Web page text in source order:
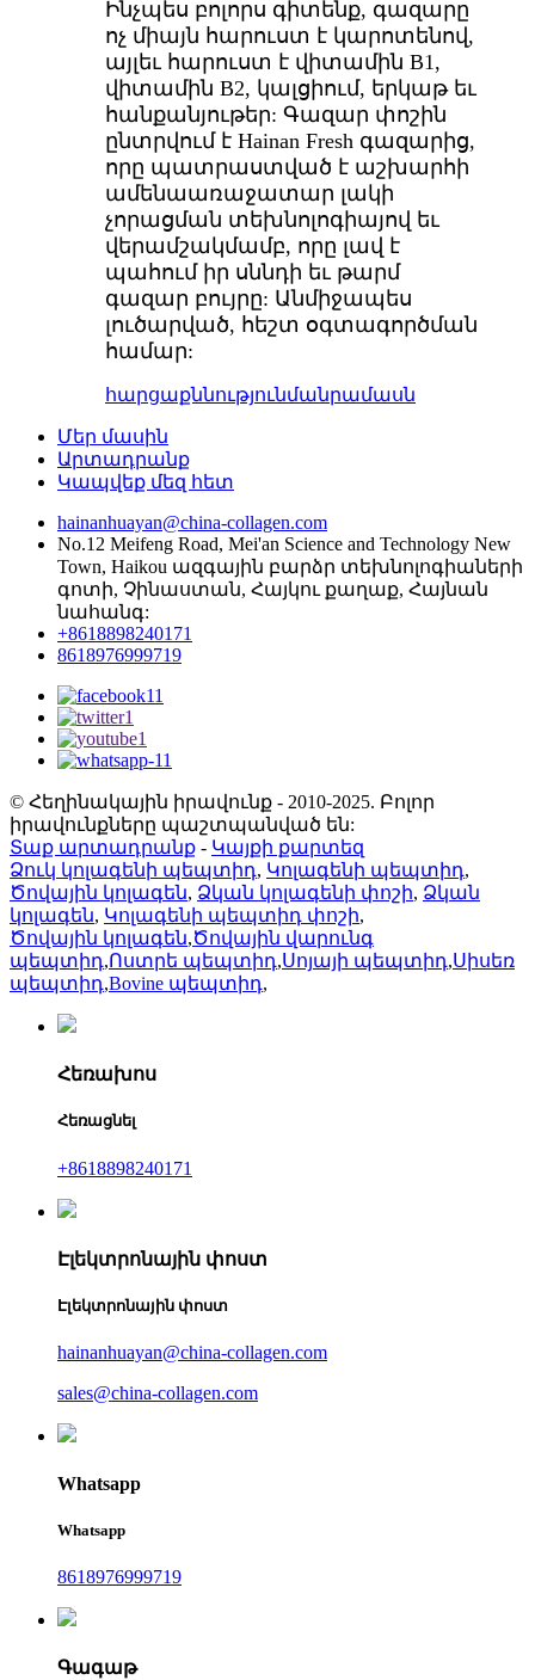
Ինչպես բոլորս գիտենք, գազարը
ոչ միայն հարուստ է կարոտենով,
այլեւ հարուստ է վիտամին B1,
վիտամին B2, կալցիում, երկաթ եւ
հանքանյութեր: Գազար փոշին
ընտրվում է Hainan Fresh գազարից,
որը պատրաստված է աշխարհի
ամենաառաջատար լակի
չորացման տեխնոլոգիայով եւ
վերամշակմամբ, որը լավ է
պահում իր սննդի եւ թարմ
գազար բույրը: Անմիջապես
լուծարված, հեշտ օգտագործման
համար:
հարցաքննությունմանրամասն
Մեր մասին
Արտադրանք
Կապվեք մեզ հետ
hainanhuayan@china-collagen.com
No.12 Meifeng Road, Mei'an Science and Technology New
Town, Haikou ազգային բարձր տեխնոլոգիաների
գոտի, Չինաստան, Հայկու քաղաք, Հայնան
նահանգ:
+8618898240171
8618976999719
© Հեղինակային իրավունք - 2010-2025. Բոլոր
իրավունքները պաշտպանված են:
Տաք արտադրանք - Կայքի քարտեզ
Ձուկ կոլագենի պեպտիդ, Կոլագենի պեպտիդ,
Ծովային կոլագեն, Ձկան կոլագենի փոշի, Ձկան
կոլագեն, Կոլագենի պեպտիդ փոշի,
Ծովային կոլագեն,Ծովային վարունգ
պեպտիդ,Ոստրե պեպտիդ,Սոյայի պեպտիդ,Սիսեռ
պեպտիդ,Bovine պեպտիդ,
Հեռախոս
Հեռացնել
+8618898240171
Էլեկտրոնային փոստ
Էլեկտրոնային փոստ
hainanhuayan@china-collagen.com
sales@china-collagen.com
Whatsapp
Whatsapp
8618976999719
Գագաթ